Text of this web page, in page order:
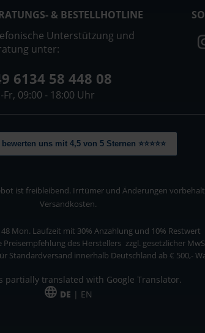
& BESTELLHOTLINE
Unterstützung und
unter:
6134 58 448 08
Fr, 09:00 - 18:00 Uhr
uns mit 4,5 von 5 Sternen ⭐⭐⭐⭐⭐
ist freibleibend. Irrtümer und Änderungen
Versandkosten.
Mon. Laufzeit mit 30% Anzahlung und 10% Restwert
Preisempfehlung des Herstellers zzgl. gesetzlicher
Standardversand innerhalb Deutschland ab € 500,-
partially translated with Google Translator.
DE | EN